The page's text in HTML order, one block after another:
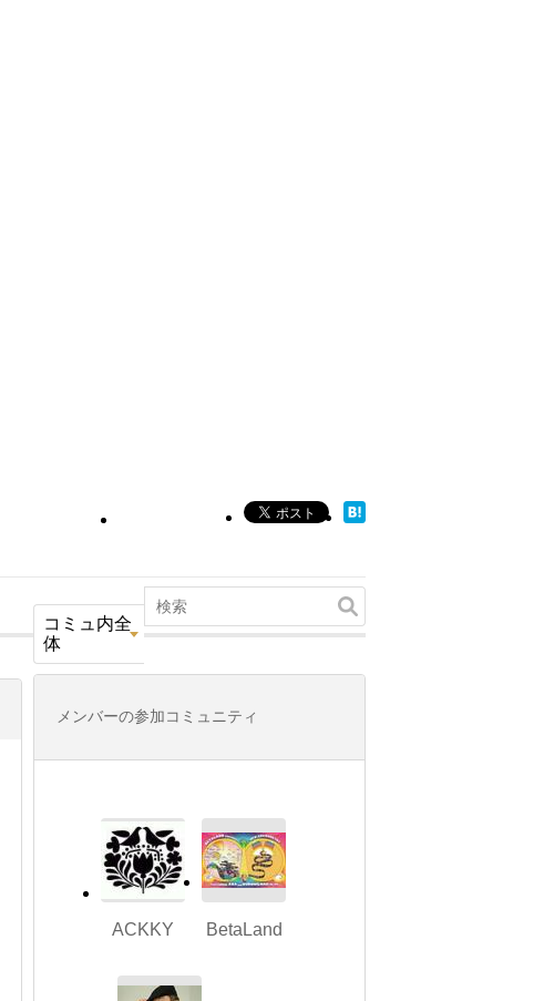
コミュ内全
体
メンバーの参加コミュニティ
ACKKY BetaLand